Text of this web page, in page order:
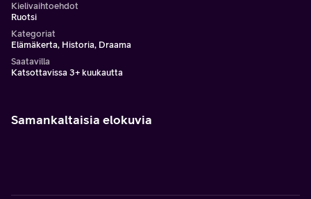
Kielivaihtoehdot
Ruotsi
Kategoriat
Elämäkerta, Historia, Draama
Saatavilla
Katsottavissa 3+ kuukautta
Samankaltaisia elokuvia